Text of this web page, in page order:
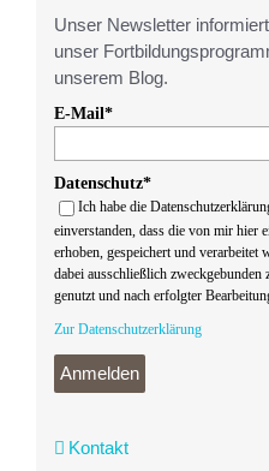
Unser Newsletter
unser
unserem Blog.
E-Mail*
Datenschutz*
Ich habe die
einverstanden, dass die von mir hier
erhoben, gespeichert und verarbeitet
dabei ausschließlich
genutzt und nach erfolgter
Zur Datenschutzerklärung
Anmelden
Kontakt